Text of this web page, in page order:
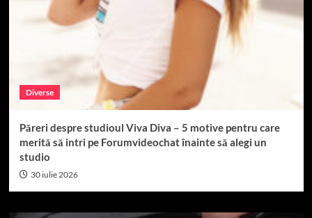
Diverse
Păreri despre studioul Viva Diva – 5 motive pentru care
merită să intri pe Forumvideochat înainte să alegi un
studio
30 iulie 2026